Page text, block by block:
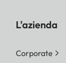
L'azienda
Corporate